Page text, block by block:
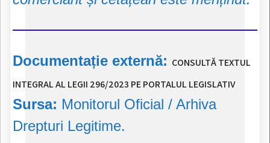
Documentație externă: CONSULTĂ TEXTUL
INTEGRAL AL LEGII 296/2023 PE PORTALUL LEGISLATIV
Sursa: Monitorul Oficial / Arhiva
Drepturi Legitime.